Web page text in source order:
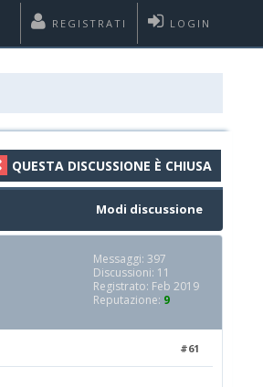
LOGIN
REGISTRATI
QUESTA DISCUSSIONE È CHIUSA
Modi discussione
Messaggi: 397
Discussioni: 11
Registrato: Feb 2019
Reputazione: 9
#61